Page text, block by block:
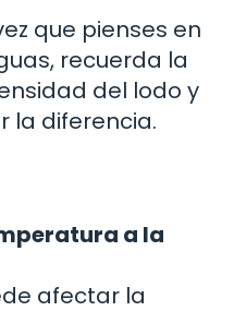
que pienses en
recuerda la
del lodo y
la diferencia.
a la
afectar la